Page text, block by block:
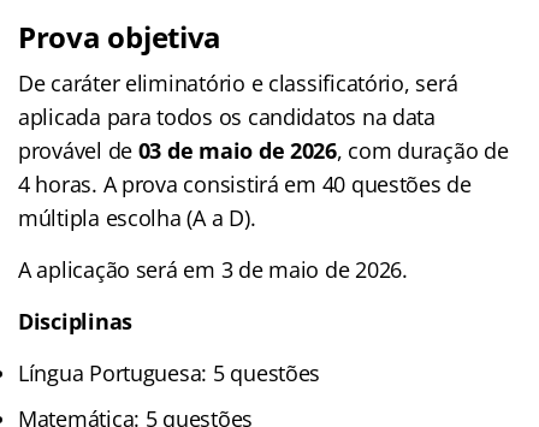
Prova objetiva
De caráter eliminatório e classificatório, será
aplicada para todos os candidatos na data
provável de 03 de maio de 2026, com duração de
4 horas. A prova consistirá em 40 questões de
múltipla escolha (A a D).
A aplicação será em 3 de maio de 2026.
Disciplinas
Língua Portuguesa: 5 questões
Matemática: 5 questões